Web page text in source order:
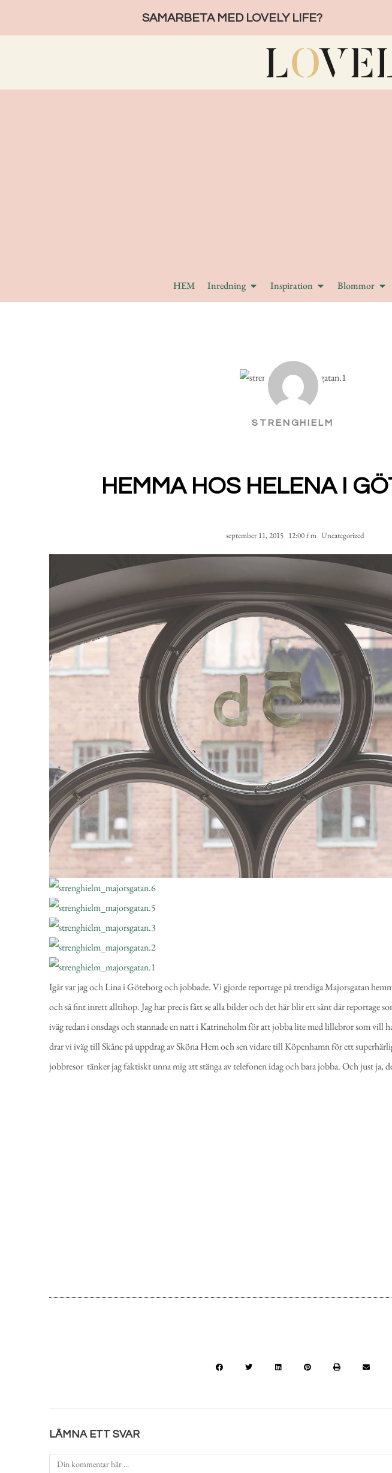
SAMARBETA MED LOVELY LIFE?
HEM Inredning Inspiration Blommor
STRENGHIELM
HEMMA HOS HELENA I
september 11, 2015 12:00 f m Uncategorized
Igår var jag och Lina i Göteborg och jobbade. Vi gjorde reportage på trendiga Majorsgatan
och så fint inrett alltihop. Jag har precis fått se alla bilder och det här blir ett sånt där reportage
iväg redan i onsdags och stannade en natt i Katrineholm för att jobba lite med lillebror som vill
drar vi iväg till Skåne på uppdrag av Sköna Hem och sen vidare till Köpenhamn för ett
jobbresor tänker jag faktiskt unna mig att stänga av telefonen idag och bara jobba. Och just ja,
LÄMNA ETT SVAR